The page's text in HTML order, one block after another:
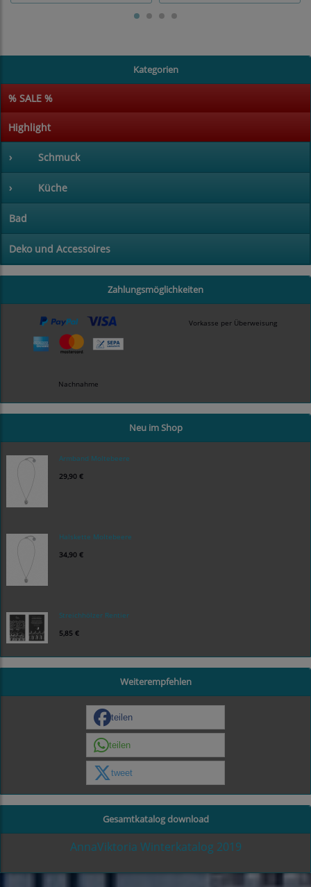
Kategorien
% SALE %
Highlight
› Schmuck
› Küche
Bad
Deko und Accessoires
Zahlungsmöglichkeiten
Vorkasse per Überweisung
Nachnahme
Neu im Shop
Armband Moltebeere
29,90 €
Halskette Moltebeere
34,90 €
Streichhölzer Rentier
5,85 €
Weiterempfehlen
teilen
teilen
tweet
Gesamtkatalog download
AnnaViktoria Winterkatalog 2019